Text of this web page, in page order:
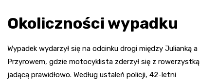
Okoliczności wypadku
Wypadek wydarzył się na odcinku drogi między Julianką a
Przyrowem, gdzie motocyklista zderzył się z rowerzystką
jadącą prawidłowo. Według ustaleń policji, 42-letni